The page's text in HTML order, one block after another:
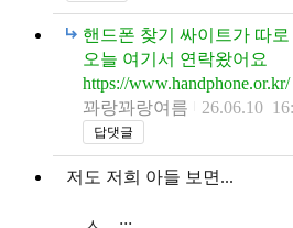
핸드폰 찾기 싸이트가 따
오늘 여기서 연락왔어요
https://www.handphone.or.kr/
꽈랑꽈랑여름
26.06.10
답댓글
저도 저희 아들 보면...